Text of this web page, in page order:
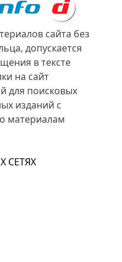
сайта без
допускается
в тексте
на сайт
для поисковых
изданий с
материалам
СЕТЯХ